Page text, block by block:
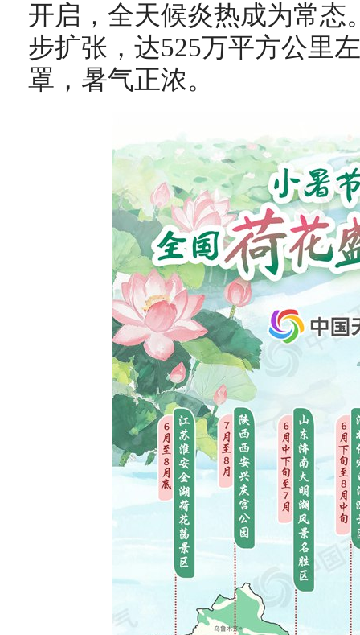
开启，全天候炎热成为常态
步扩张，达525万平方公里
罩，暑气正浓。